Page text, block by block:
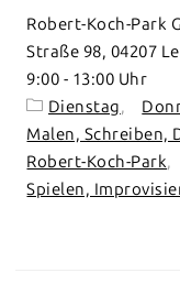
Robert-Koch-Park
Straße 98, 04207
9:00 - 13:00
Dienstag
Malen, Schreiben,
Robert-Koch-Park
Spielen,